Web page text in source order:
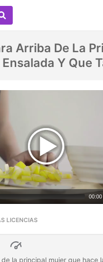
Arriba De La
Ensalada Y Que
00:00
LICENCIAS
la principal mujer que hace